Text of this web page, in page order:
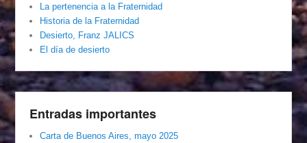
La pertenencia a la Fraternidad
Historia de la Fraternidad
Desierto, Franz JALICS
El día de desierto
Entradas importantes
Carta de Buenos Aires, mayo 2025